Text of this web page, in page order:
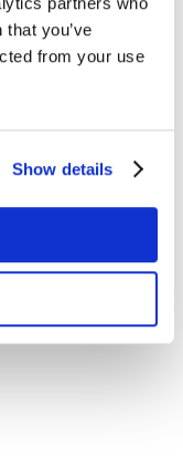
you’ve
from your use
Show details